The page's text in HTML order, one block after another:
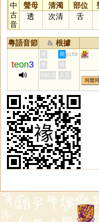
中
古
音
聲母 清濁 部位
透
次清 舌
粵語音節 & 根據
teon3
黃 周 p159 彖
李
何
HKLS
人文
同聲